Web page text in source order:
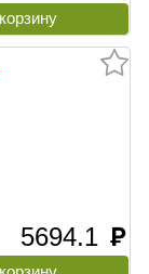
5694.1 руб